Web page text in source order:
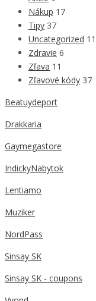
Nákup 17
Tipy 37
Uncategorized 11
Zdravie 6
Zľava 11
Zľavové kódy 37
Beatuydeport
Drakkaria
Gaymegastore
IndickyNabytok
Lentiamo
Muziker
NordPass
Sinsay SK
Sinsay SK - coupons